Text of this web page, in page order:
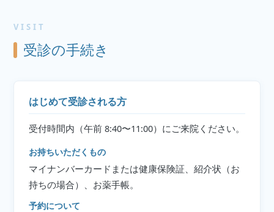
VISIT
受診の手続き
はじめて受診される方
受付時間内（午前 8:40〜11:00）にご来院ください。
お持ちいただくもの
マイナンバーカードまたは健康保険証、紹介状（お
持ちの場合）、お薬手帳。
予約について